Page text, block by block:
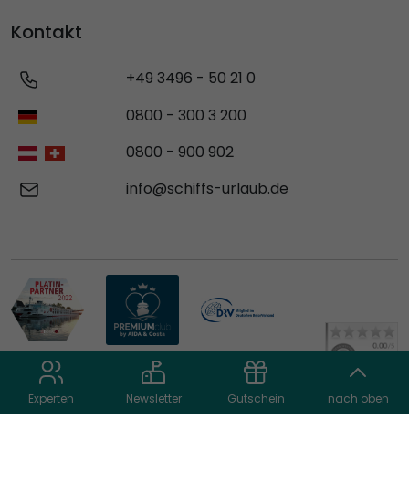
Experten Newsletter Gutschein nach oben
Kontakt
+49 3496 - 50 21 0
0800 - 300 3 200
0800 - 900 902
info@schiffs-urlaub.de